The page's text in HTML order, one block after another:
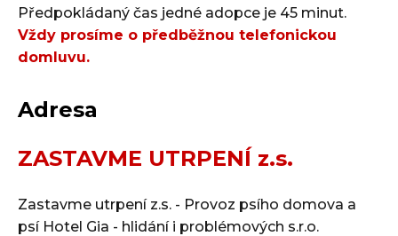
Předpokládaný čas jedné adopce je 45 minut.
Vždy prosíme o předběžnou telefonickou
domluvu.
Adresa
ZASTAVME UTRPENÍ z.s.
Zastavme utrpení z.s. - Provoz psího domova a
psí Hotel Gia - hlidání i problémových s.r.o.